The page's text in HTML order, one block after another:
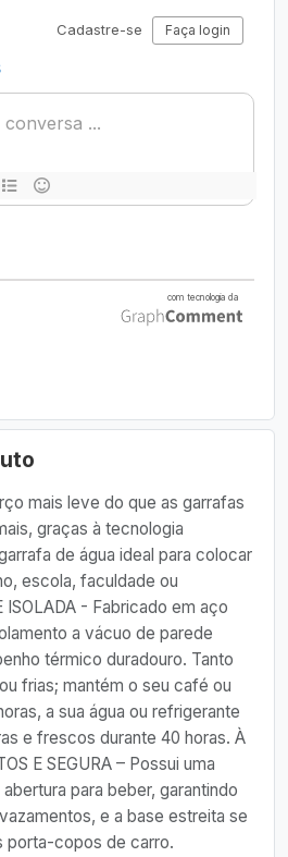
mais leve do que as garrafas
graças à tecnologia
de água ideal para colocar
escola, faculdade ou
ISOLADA - Fabricado em aço
a vácuo de parede
térmico duradouro. Tanto
frias; mantém o seu café ou
a sua água ou refrigerante
e frescos durante 40 horas. À
E SEGURA – Possui uma
para beber, garantindo
e a base estreita se
porta-copos de carro.